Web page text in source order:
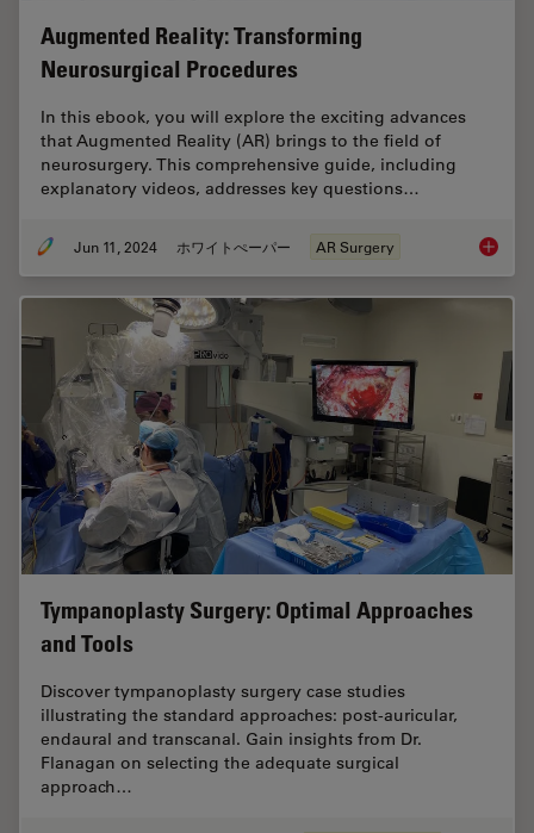
Augmented Reality: Transforming
Neurosurgical Procedures
In this ebook, you will explore the exciting advances
that Augmented Reality (AR) brings to the field of
neurosurgery. This comprehensive guide, including
explanatory videos, addresses key questions…
Jun 11, 2024 ホワイトぺーパー AR Surgery
Tympanoplasty Surgery: Optimal Approaches
and Tools
Discover tympanoplasty surgery case studies
illustrating the standard approaches: post-auricular,
endaural and transcanal. Gain insights from Dr.
Flanagan on selecting the adequate surgical
approach…